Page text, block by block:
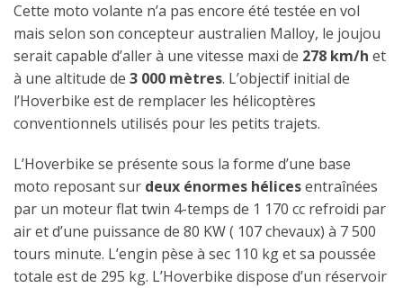
Cette moto volante n’a pas encore été testée en vol
mais selon son concepteur australien Malloy, le joujou
serait capable d’aller à une vitesse maxi de 278 km/h et
à une altitude de 3 000 mètres. L’objectif initial de
l’Hoverbike est de remplacer les hélicoptères
conventionnels utilisés pour les petits trajets.
L’Hoverbike se présente sous la forme d’une base
moto reposant sur deux énormes hélicesentraînées
par un moteur flat twin 4-temps de 1 170 cc refroidi par
air et d’une puissance de 80 KW ( 107 chevaux) à 7 500
tours minute. L’engin pèse à sec 110 kg et sa poussée
totale est de 295 kg. L’Hoverbike dispose d’un réservoir